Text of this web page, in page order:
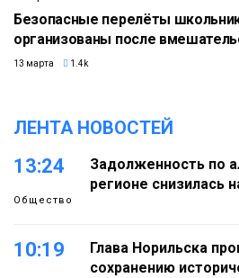
Безопасные перелёты
организованы после
13 марта 1.4k
ЛЕНТА НОВОСТЕЙ
13:24
Общество
Задолженность по
регионе снизилась
10:19
Глава Норильска
сохранению